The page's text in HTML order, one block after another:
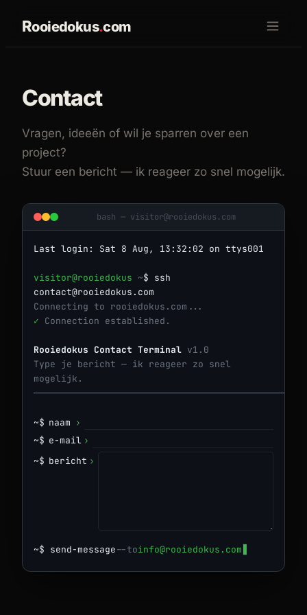
Rooiedokus.com
Contact
Vragen, ideeën of wil je sparren over een
project?
Stuur een bericht — ik reageer zo snel mogelijk.
bash — visitor@rooiedokus.com
Last login: Sat 8 Aug, 13:32:02 on ttys001
visitor@rooiedokus ~$ ssh
contact@rooiedokus.com
Connecting to rooiedokus.com...
✓ Connection established.
Rooiedokus Contact Terminal v1.0
Type je bericht — ik reageer zo snel
mogelijk.
──────────────────────────────────────────────────
~$ naam ›
~$ e-mail ›
~$ bericht ›
~$ send-message--toinfo@rooiedokus.com